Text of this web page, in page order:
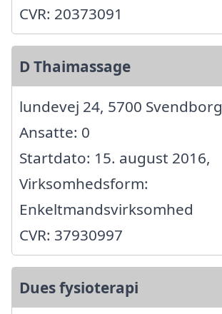
CVR: 20373091
D Thaimassage
lundevej 24, 5700 Svendborg
Ansatte: 0
Startdato: 15. august 2016,
Virksomhedsform:
Enkeltmandsvirksomhed
CVR: 37930997
Dues fysioterapi